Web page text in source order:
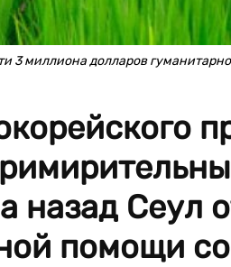
3 миллиона долларов
назад Сеул
помощи